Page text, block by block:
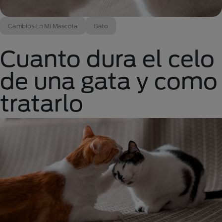
Cambios En Mi Mascota Gato
Cuanto dura el celo
de una gata y como
tratarlo